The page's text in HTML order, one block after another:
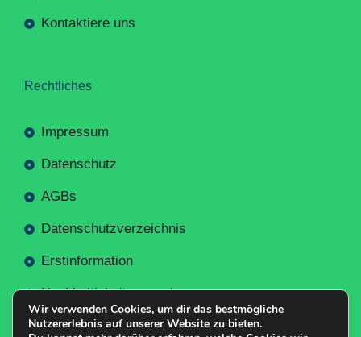
Kontaktiere uns
Rechtliches
Impressum
Datenschutz
AGBs
Datenschutzverzeichnis
Erstinformation
Nachhaltigkeitsverordnung
Wir verwenden Cookies, um dir das bestmögliche
Nutzererlebnis auf unserer Website zu bieten.